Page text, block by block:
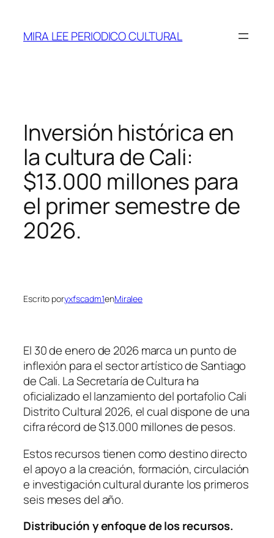
contenido
MIRA LEE PERIODICO CULTURAL
Inversión histórica en
la cultura de Cali:
$13.000 millones para
el primer semestre de
2026.
Escrito poryxfscadm1enMiralee
El 30 de enero de 2026 marca un punto de
inflexión para el sector artístico de Santiago
de Cali. La Secretaría de Cultura ha
oficializado el lanzamiento del portafolio Cali
Distrito Cultural 2026, el cual dispone de una
cifra récord de $13.000 millones de pesos.
Estos recursos tienen como destino directo
el apoyo a la creación, formación, circulación
e investigación cultural durante los primeros
seis meses del año.
Distribución y enfoque de los recursos.